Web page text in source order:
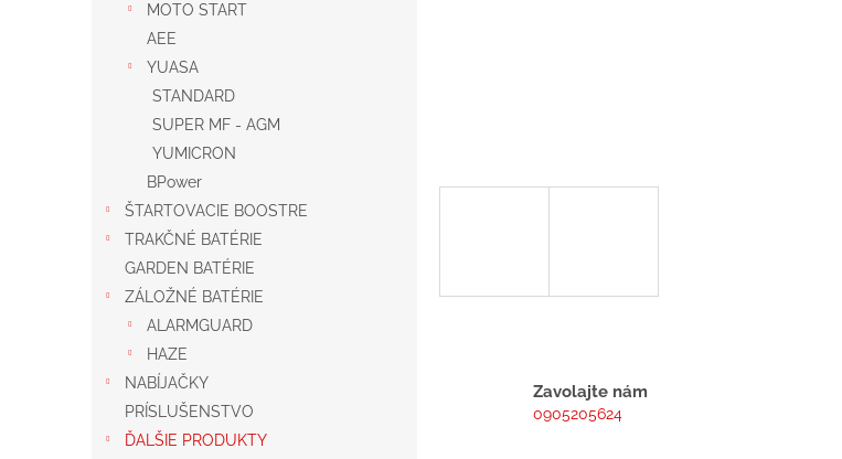
MOTO START
AEE
YUASA
STANDARD
SUPER MF - AGM
YUMICRON
BPower
ŠTARTOVACIE BOOSTRE
TRAKČNÉ BATÉRIE
GARDEN BATÉRIE
ZÁLOŽNÉ BATÉRIE
ALARMGUARD
HAZE
NABÍJAČKY
PRÍSLUŠENSTVO
ĎALŠIE PRODUKTY
Zavolajte nám
0905205624